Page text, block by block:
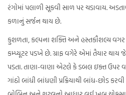
રંગોમાં પલાળી સૂકવી સાળ પર ચડાવાય.
કળાનું સર્જન થાય છે.
કુશળતા, કલ્પના શક્તિ અને હસ્તકૌશલ્ય
કમ્પ્યૂટર પડખે છે. ગ્રાફ વગેરે એમાં તૈયાર
પડતા. તાણા-વાણા એટલે કે ડબલ ઇક્ત ઉપર
ગાંઠો બાંધી બાંધણી પ્રક્રિયાથી બાંધ-છોડ